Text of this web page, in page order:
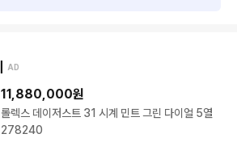
AD
11,880,000원
롤렉스 데이저스트 31 시계 민트 그린 다이얼 5열
278240